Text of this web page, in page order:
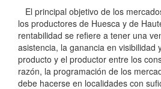
El principal objetivo de los
los productores de Huesca y de
rentabilidad se refiere a tener una
asistencia, la ganancia en visibilidad
producto y el productor entre los
razón, la programación de los
debe hacerse en localidades con